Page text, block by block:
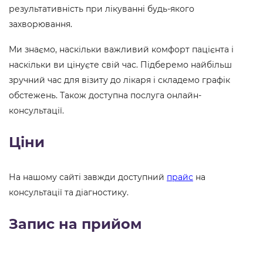
результативність при лікуванні будь-якого
захворювання.
Ми знаємо, наскільки важливий комфорт пацієнта і
наскільки ви цінуєте свій час. Підберемо найбільш
зручний час для візиту до лікаря і складемо графік
обстежень. Також доступна послуга онлайн-
консультації.
Ціни
На нашому сайті завжди доступний прайс на
консультації та діагностику.
Запис на прийом